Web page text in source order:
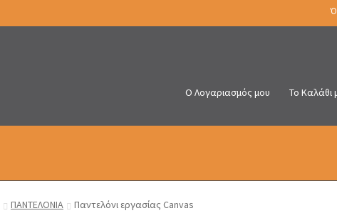
Ο Λογαριασμός μου Το Καλάθι
ΠΑΝΤΕΛΟΝΙΑ Παντελόνι εργασίας Canvas